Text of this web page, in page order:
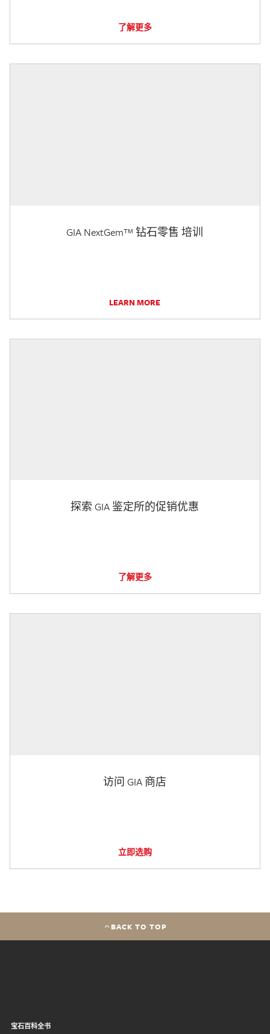
了解更多
GIA NextGem™ 钻石零售 培训
LEARN MORE
探索 GIA 鉴定所的促销优惠
了解更多
访问 GIA 商店
立即选购
BACK TO TOP
宝石百科全书